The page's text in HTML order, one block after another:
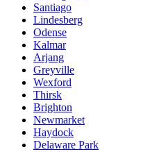
Santiago
Lindesberg
Odense
Kalmar
Arjang
Greyville
Wexford
Thirsk
Brighton
Newmarket
Haydock
Delaware Park